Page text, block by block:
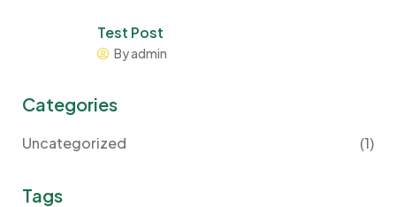
Test Post
By admin
Categories
Uncategorized (1)
Tags